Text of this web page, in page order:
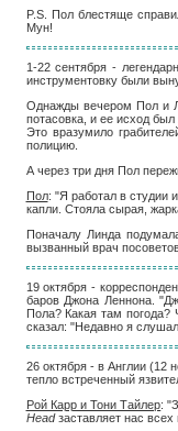
P.S. Пол блестяще
Мун!
1-22 сентября -
инструментовку были
Однажды вечером Пол и
потасовка, и ее исход
Это вразумило
полицию.
А через три дня Пол
Пол: "Я работал в студии
капли. Стояла сырая,
Поначалу Линда
вызванный врач
19 октября -
баров Джона Леннона.
Пола? Какая там погода?
сказал: "Недавно я слушал
26 октября - в Англии (12
тепло встреченный
Рой Карр и Тони Тайлер:
Headзаставляет нас всех